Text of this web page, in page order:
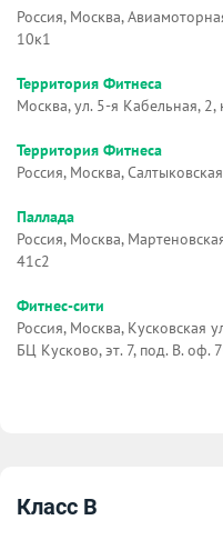
Россия, Москва,
10к1
Территория Фитнеса
Москва, ул. 5-я Кабельная, 2,
Территория Фитнеса
Россия, Москва,
Паллада
Россия, Москва,
41с2
Фитнес-сити
Россия, Москва, Кусковская
БЦ Кусково, эт. 7, под. В. оф.
Класс B